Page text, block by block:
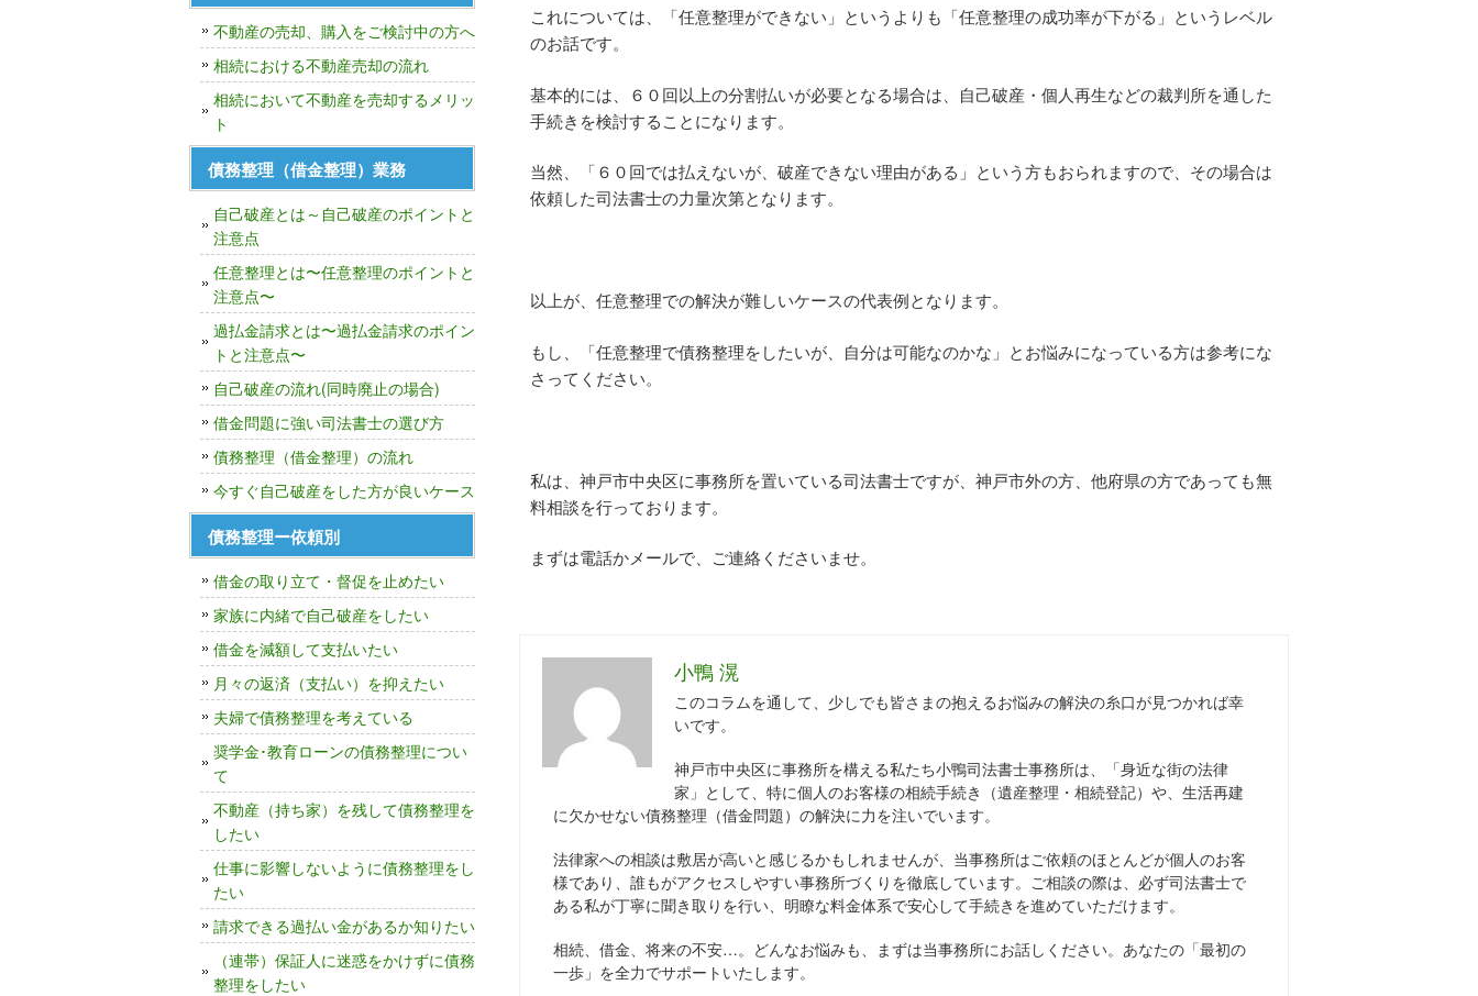
これについては、「任意整理ができない」というよりも「任意整理の成功率が下がる」というレベル
のお話です。
基本的には、６０回以上の分割払いが必要となる場合は、自己破産・個人再生などの裁判所を通した
手続きを検討することになります。
当然、「６０回では払えないが、破産できない理由がある」という方もおられますので、その場合は
依頼した司法書士の力量次第となります。
以上が、任意整理での解決が難しいケースの代表例となります。
もし、「任意整理で債務整理をしたいが、自分は可能なのかな」とお悩みになっている方は参考にな
さってください。
私は、神戸市中央区に事務所を置いている司法書士ですが、神戸市外の方、他府県の方であっても無
料相談を行っております。
まずは電話かメールで、ご連絡くださいませ。
小鴨 滉
このコラムを通して、少しでも皆さまの抱えるお悩みの解決の糸口が見つかれば幸
いです。
神戸市中央区に事務所を構える私たち小鴨司法書士事務所は、「身近な街の法律
家」として、特に個人のお客様の相続手続き（遺産整理・相続登記）や、生活再建
に欠かせない債務整理（借金問題）の解決に力を注いでいます。
法律家への相談は敷居が高いと感じるかもしれませんが、当事務所はご依頼のほとんどが個人のお客
様であり、誰もがアクセスしやすい事務所づくりを徹底しています。ご相談の際は、必ず司法書士で
ある私が丁寧に聞き取りを行い、明瞭な料金体系で安心して手続きを進めていただけます。
相続、借金、将来の不安…。どんなお悩みも、まずは当事務所にお話しください。あなたの「最初の
一歩」を全力でサポートいたします。
不動産の売却、購入をご検討中の方へ
相続における不動産売却の流れ
相続において不動産を売却するメリッ
ト
債務整理（借金整理）業務
自己破産とは～自己破産のポイントと
注意点
任意整理とは〜任意整理のポイントと
注意点〜
過払金請求とは〜過払金請求のポイン
トと注意点〜
自己破産の流れ(同時廃止の場合)
借金問題に強い司法書士の選び方
債務整理（借金整理）の流れ
今すぐ自己破産をした方が良いケース
債務整理ー依頼別
借金の取り立て・督促を止めたい
家族に内緒で自己破産をしたい
借金を減額して支払いたい
月々の返済（支払い）を抑えたい
夫婦で債務整理を考えている
奨学金･教育ローンの債務整理につい
て
不動産（持ち家）を残して債務整理を
したい
仕事に影響しないように債務整理をし
たい
請求できる過払い金があるか知りたい
（連帯）保証人に迷惑をかけずに債務
整理をしたい